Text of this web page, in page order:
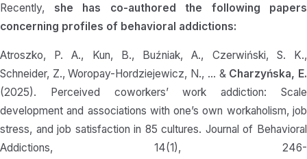
Recently, she has co-authored the following papers
concerning profiles of behavioral addictions:
Atroszko, P. A., Kun, B., Buźniak, A., Czerwiński, S. K.,
Schneider, Z., Woropay-Hordziejewicz, N., … & Charzyńska, E.
(2025). Perceived coworkers’ work addiction: Scale
development and associations with one’s own workaholism, job
stress, and job satisfaction in 85 cultures. Journal of Behavioral
Addictions, 14(1), 246-